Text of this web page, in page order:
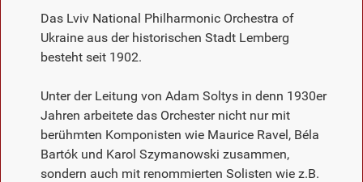
Das Lviv National Philharmonic Orchestra of
Ukraine aus der historischen Stadt Lemberg
besteht seit 1902.
Unter der Leitung von Adam Soltys in denn 1930er
Jahren arbeitete das Orchester nicht nur mit
berühmten Komponisten wie Maurice Ravel, Béla
Bartók und Karol Szymanowski zusammen,
sondern auch mit renommierten Solisten wie z.B.